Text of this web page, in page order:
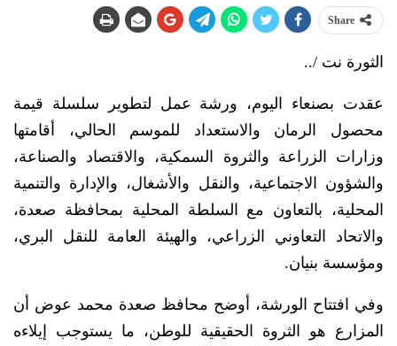
Share
الثورة نت /..
عقدت بصنعاء اليوم، ورشة عمل لتطوير سلسلة قيمة
محصول الرمان والاستعداد للموسم الحالي، أقامتها
وزارات الزراعة والثروة السمكية، والاقتصاد والصناعة،
والشؤون الاجتماعية، والنقل والأشغال، والإدارة والتنمية
المحلية، بالتعاون مع السلطة المحلية بمحافظة صعدة،
والاتحاد التعاوني الزراعي، والهيئة العامة للنقل البري،
ومؤسسة بنيان.
وفي افتتاح الورشة، أوضح محافظ صعدة محمد عوض أن
المزارع هو الثروة الحقيقية للوطن، ما يستوجب إيلاءه